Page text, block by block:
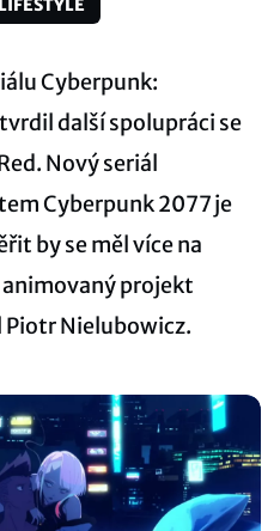
LIFESTYLE
Cyberpunk:
další spolupráci se
Nový seriál
Cyberpunk 2077 je
by se měl více na
projekt
Nielubowicz.